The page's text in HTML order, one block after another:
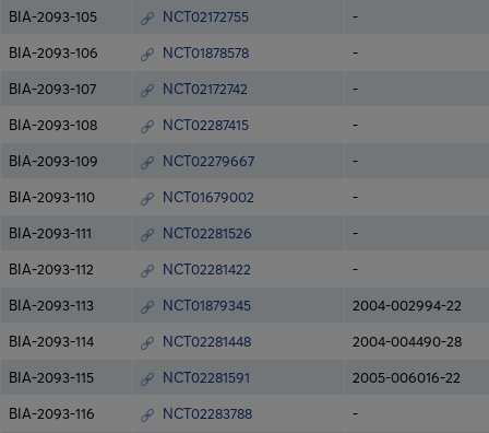
BIA-2093-105 NCT02172755 -
BIA-2093-106 NCT01878578 -
BIA-2093-107 NCT02172742 -
BIA-2093-108 NCT02287415 -
BIA-2093-109 NCT02279667 -
BIA-2093-110 NCT01679002 -
BIA-2093-111 NCT02281526 -
BIA-2093-112 NCT02281422 -
BIA-2093-113 NCT01879345 2004-002994-22
BIA-2093-114 NCT02281448 2004-004490-28
BIA-2093-115 NCT02281591 2005-006016-22
BIA-2093-116 NCT02283788 -